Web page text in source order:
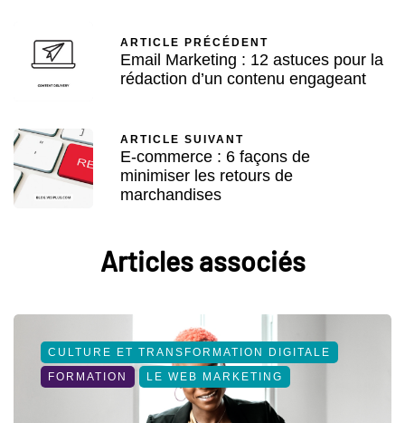
ARTICLE PRÉCÉDENT
Email Marketing : 12 astuces pour la
rédaction d’un contenu engageant
ARTICLE SUIVANT
E-commerce : 6 façons de
minimiser les retours de
marchandises
Articles associés
CULTURE ET TRANSFORMATION DIGITALE
FORMATION
LE WEB MARKETING